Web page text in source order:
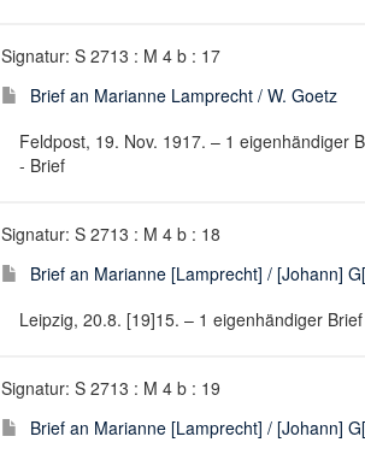
Signatur: S 2713 : M 4 b : 17
Brief an Marianne Lamprecht / W. Goetz
Feldpost, 19. Nov. 1917. – 1 eigenhändiger
- Brief
Signatur: S 2713 : M 4 b : 18
Brief an Marianne [Lamprecht] / [Johann]
Leipzig, 20.8. [19]15. – 1 eigenhändiger
Signatur: S 2713 : M 4 b : 19
Brief an Marianne [Lamprecht] / [Johann]